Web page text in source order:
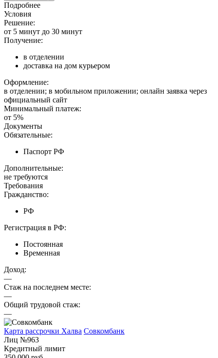
Подробнее
Условия
Решение:
от 5 минут до 30 минут
Получение:
в отделении
доставка на дом курьером
Оформление:
в отделении; в мобильном приложении; онлайн заявка через
официальный сайт
Минимальный платеж:
от 5%
Документы
Обязательные:
Паспорт РФ
Дополнительные:
не требуются
Требования
Гражданство:
РФ
Регистрация в РФ:
Постоянная
Временная
Доход:
—
Стаж на последнем месте:
—
Общий трудовой стаж:
—
Карта рассрочки Халва Совкомбанк
Лиц №963
Кредитный лимит